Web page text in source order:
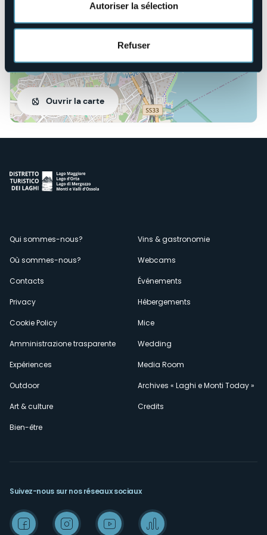
Autoriser la sélection
Refuser
Ouvrir la carte
Menù
secondario
Qui sommes-nous?
Où sommes-nous?
Contacts
Privacy
Cookie Policy
Amministrazione trasparente
Expériences
Outdoor
Art & culture
Bien-être
Vins & gastronomie
Webcams
Événements
Hébergements
Mice
Wedding
Media Room
Archives « Laghi e Monti Today »
Credits
Suivez-nous sur nos réseaux sociaux